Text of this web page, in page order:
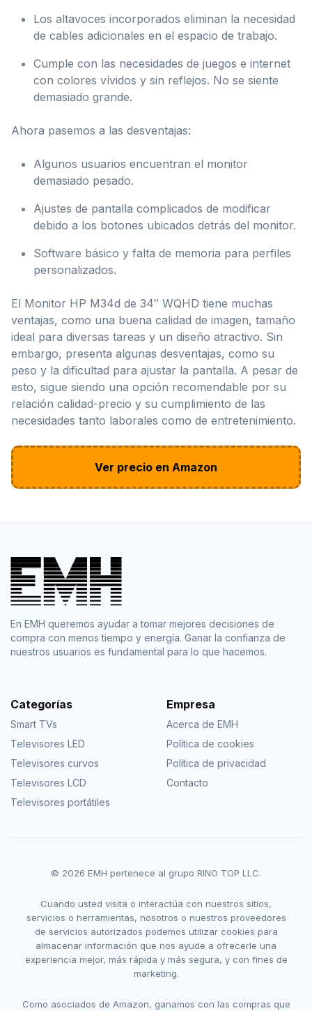
Los altavoces incorporados eliminan la necesidad
de cables adicionales en el espacio de trabajo.
Cumple con las necesidades de juegos e internet
con colores vívidos y sin reflejos. No se siente
demasiado grande.
Ahora pasemos a las desventajas:
Algunos usuarios encuentran el monitor
demasiado pesado.
Ajustes de pantalla complicados de modificar
debido a los botones ubicados detrás del monitor.
Software básico y falta de memoria para perfiles
personalizados.
El Monitor HP M34d de 34″ WQHD tiene muchas
ventajas, como una buena calidad de imagen, tamaño
ideal para diversas tareas y un diseño atractivo. Sin
embargo, presenta algunas desventajas, como su
peso y la dificultad para ajustar la pantalla. A pesar de
esto, sigue siendo una opción recomendable por su
relación calidad-precio y su cumplimiento de las
necesidades tanto laborales como de entretenimiento.
Ver precio en Amazon
En EMH queremos ayudar a tomar mejores decisiones de
compra con menos tiempo y energía. Ganar la confianza de
nuestros usuarios es fundamental para lo que hacemos.
Categorías
Smart TVs
Televisores LED
Televisores curvos
Televisores LCD
Televisores portátiles
Empresa
Acerca de EMH
Política de cookies
Política de privacidad
Contacto
© 2026 EMH pertenece al grupo RINO TOP LLC.
Cuando usted visita o interactúa con nuestros sitios,
servicios o herramientas, nosotros o nuestros proveedores
de servicios autorizados podemos utilizar cookies para
almacenar información que nos ayude a ofrecerle una
experiencia mejor, más rápida y más segura, y con fines de
marketing.
Como asociados de Amazon, ganamos con las compras que